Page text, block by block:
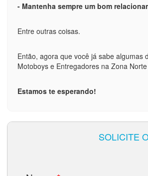
- Mantenha sempre um bom
Entre outras coisas.
Então, agora que você já sabe
Motoboys e Entregadores na Zona
Estamos te esperando!